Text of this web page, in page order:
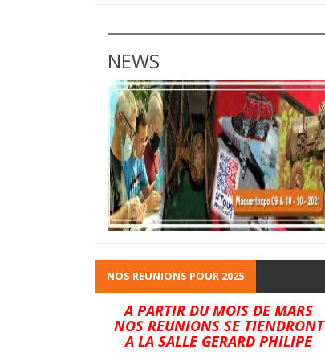
NEWS
NOS REUNIONS POUR 2025
A PARTIR DU MOIS DE MARS
NOS REUNIONS SE TIENDRONT
A LA SALLE GERARD PHILIPE